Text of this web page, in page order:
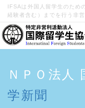
IFSAは外国人留学生のため
経験者含む）までを行う非営
ＮＰＯ法人
学新聞